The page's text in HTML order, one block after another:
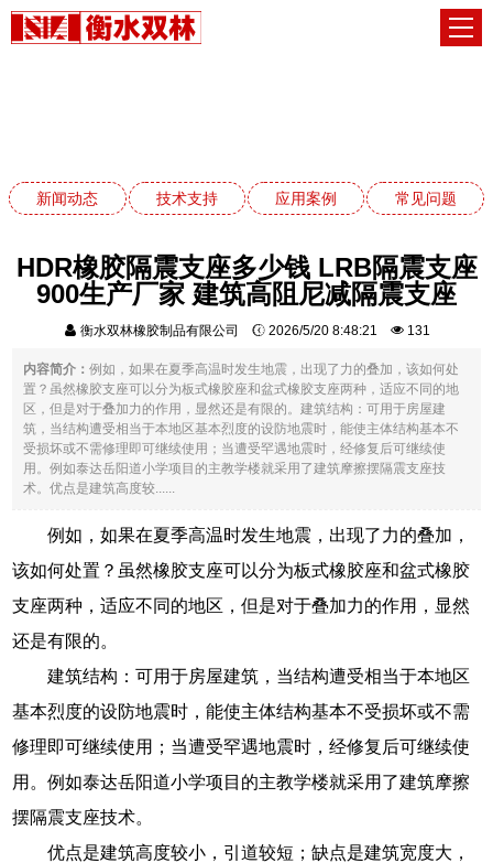
新闻动态 技术支持 应用案例 常见问题
HDR橡胶隔震支座多少钱 LRB隔震支座
900生产厂家 建筑高阻尼减隔震支座
衡水双林橡胶制品有限公司 2026/5/20 8:48:21 131
内容简介：例如，如果在夏季高温时发生地震，出现了力的叠加，该如何处
置？虽然橡胶支座可以分为板式橡胶座和盆式橡胶支座两种，适应不同的地
区，但是对于叠加力的作用，显然还是有限的。建筑结构：可用于房屋建
筑，当结构遭受相当于本地区基本烈度的设防地震时，能使主体结构基本不
受损坏或不需修理即可继续使用；当遭受罕遇地震时，经修复后可继续使
用。例如泰达岳阳道小学项目的主教学楼就采用了建筑摩擦摆隔震支座技
术。优点是建筑高度较......
例如，如果在夏季高温时发生地震，出现了力的叠加，
该如何处置？虽然橡胶支座可以分为板式橡胶座和盆式橡胶
支座两种，适应不同的地区，但是对于叠加力的作用，显然
还是有限的。
建筑结构：可用于房屋建筑，当结构遭受相当于本地区
基本烈度的设防地震时，能使主体结构基本不受损坏或不需
修理即可继续使用；当遭受罕遇地震时，经修复后可继续使
用。例如泰达岳阳道小学项目的主教学楼就采用了建筑摩擦
摆隔震支座技术。
优点是建筑高度较小，引道较短；缺点是建筑宽度大，